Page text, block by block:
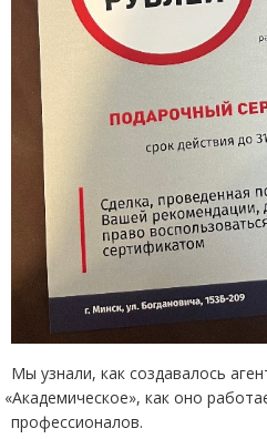
Мы узнали, как создавалось
«Академическое», как оно
профессионалов.